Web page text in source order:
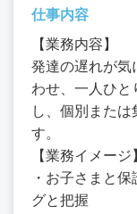
仕事内容
【業務内容】
発達の遅れが気
わせ、一人ひと
し、個別または
す。
【業務イメージ
・お子さまと
グと把握